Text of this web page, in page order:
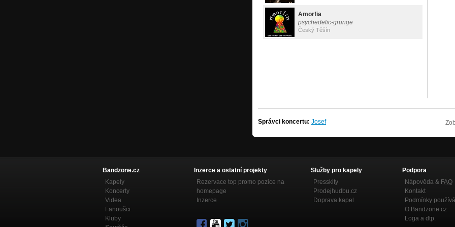
Amorfia
psychedelic-grunge
Český Těšín
Správci koncertu: Josef
Bandzone.cz
Kapely
Koncerty
Videa
Fanoušci
Kluby
Inzerce a ostatní projekty
Rezervace top promo pozice na
homepage
Inzerce
Služby pro kapely
Presskity
Prodejhudbu.cz
Doprava kapel
Podpora
Nápověda & FAQ
Kontakt
Podmínky
O Bandzone.cz
Loga a dtp.